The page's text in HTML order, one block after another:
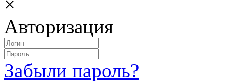
Авторизация
Забыли пароль?